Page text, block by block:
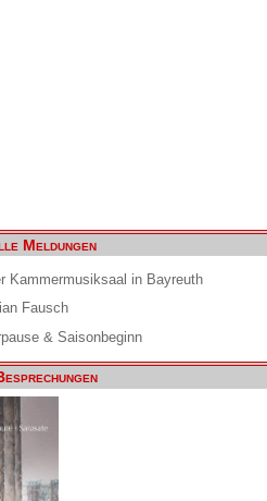
Meldungen
Kammermusiksaal in Bayreuth
Fausch
& Saisonbeginn